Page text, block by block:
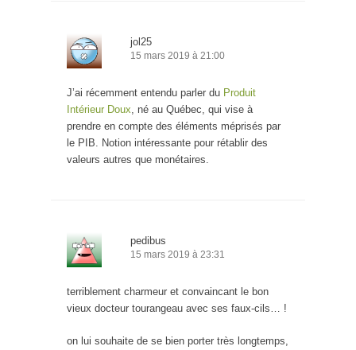
jol25
15 mars 2019 à 21:00
J’ai récemment entendu parler du Produit
Intérieur Doux , né au Québec, qui vise à
prendre en compte des éléments méprisés par
le PIB. Notion intéressante pour rétablir des
valeurs autres que monétaires.
pedibus
15 mars 2019 à 23:31
terriblement charmeur et convaincant le bon
vieux docteur tourangeau avec ses faux-cils… !
on lui souhaite de se bien porter très longtemps,